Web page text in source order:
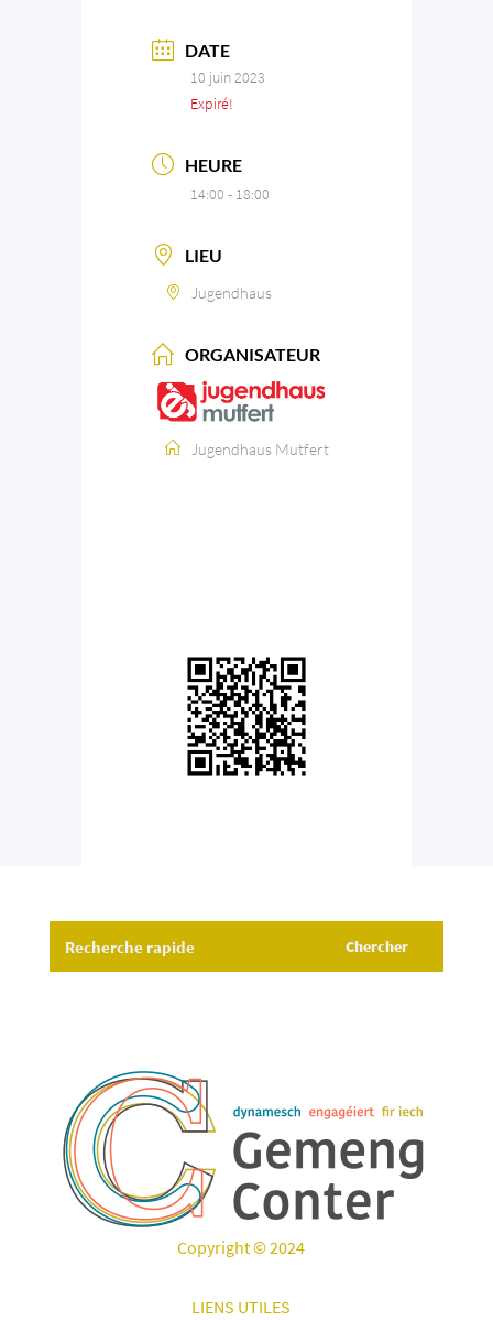
DATE
10 juin 2023
Expiré!
HEURE
14:00 - 18:00
LIEU
Jugendhaus
ORGANISATEUR
Jugendhaus Mutfert
Copyright © 2024
LIENS UTILES